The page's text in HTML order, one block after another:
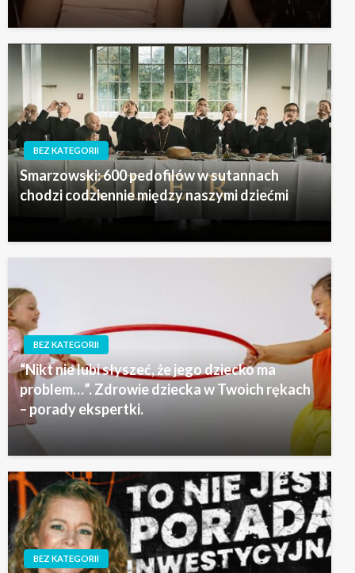
BEZ KATEGORII
Smarzowski: 600 pedofilów w sutannach
chodzi codziennie między naszymi dziećmi
BEZ KATEGORII
“Nikt nie lubi słyszeć, że jego dziecko ma
problem…”. Zdrowie dziecka w Twoich rękach
– porady ekspertki.
BEZ KATEGORII